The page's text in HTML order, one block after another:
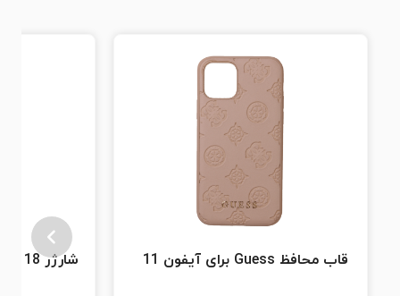
قاب محافظ Guess برای آیفون 11 شارژر 18 وات USB-C اورجینال اپل